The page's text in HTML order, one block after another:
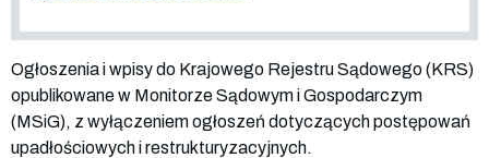
Ogłoszenia i wpisy do Krajowego Rejestru Sądowego (KRS)
opublikowane w Monitorze Sądowym i Gospodarczym
(MSiG), z wyłączeniem ogłoszeń dotyczących postępowań
upadłościowych i restrukturyzacyjnych.